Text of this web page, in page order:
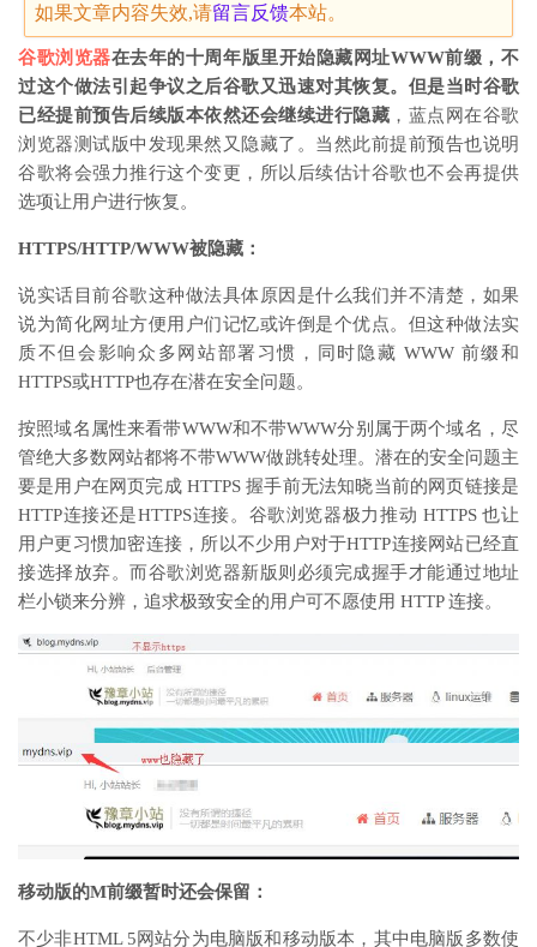
如果文章内容失效,请留言反馈本站。
谷歌浏览器在去年的十周年版里开始隐藏网址WWW前缀，不
过这个做法引起争议之后谷歌又迅速对其恢复。但是当时谷歌
已经提前预告后续版本依然还会继续进行隐藏 ，蓝点网在谷歌
浏览器测试版中发现果然又隐藏了。当然此前提前预告也说明
谷歌将会强力推行这个变更，所以后续估计谷歌也不会再提供
选项让用户进行恢复。
HTTPS/HTTP/WWW被隐藏：
说实话目前谷歌这种做法具体原因是什么我们并不清楚，如果
说为简化网址方便用户们记忆或许倒是个优点。但这种做法实
质不但会影响众多网站部署习惯，同时隐藏 WWW 前缀和
HTTPS或HTTP也存在潜在安全问题。
按照域名属性来看带WWW和不带WWW分别属于两个域名，尽
管绝大多数网站都将不带WWW做跳转处理。潜在的安全问题主
要是用户在网页完成 HTTPS 握手前无法知晓当前的网页链接是
HTTP连接还是HTTPS连接。谷歌浏览器极力推动 HTTPS 也让
用户更习惯加密连接，所以不少用户对于HTTP连接网站已经直
接选择放弃。而谷歌浏览器新版则必须完成握手才能通过地址
栏小锁来分辨，追求极致安全的用户可不愿使用 HTTP 连接。
移动版的M前缀暂时还会保留：
不少非HTML 5网站分为电脑版和移动版本，其中电脑版多数使